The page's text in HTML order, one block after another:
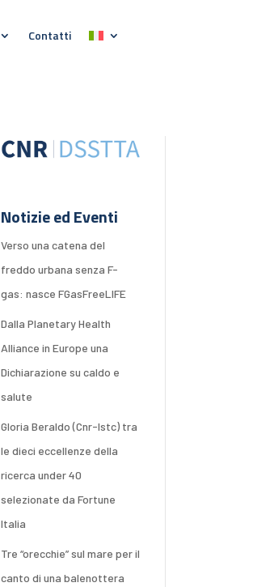
Contatti
Notizie ed Eventi
Verso una catena del
freddo urbana senza F-
gas: nasce FGasFreeLIFE
Dalla Planetary Health
Alliance in Europe una
Dichiarazione su caldo e
salute
Gloria Beraldo (Cnr-Istc) tra
le dieci eccellenze della
ricerca under 40
selezionate da Fortune
Italia
Tre “orecchie” sul mare per il
canto di una balenottera